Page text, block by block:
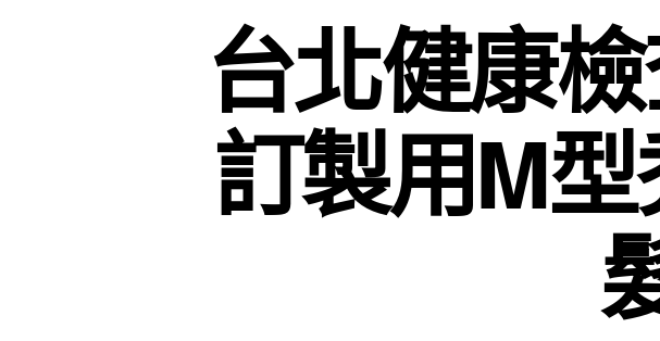
台北健康
訂製用M